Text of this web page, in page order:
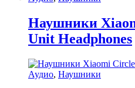
Наушники
Unit Headphones
Аудио, Наушники